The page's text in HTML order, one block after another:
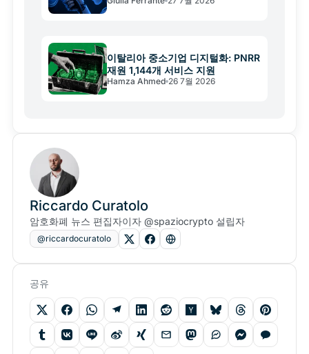
이탈리아 중소기업 디지털화: PNRR
재원 1,144개 서비스 지원
Hamza Ahmed 26 7월 2026
Riccardo Curatolo
암호화폐 뉴스 편집자이자 @spaziocrypto 설립자
@riccardocuratolo
공유